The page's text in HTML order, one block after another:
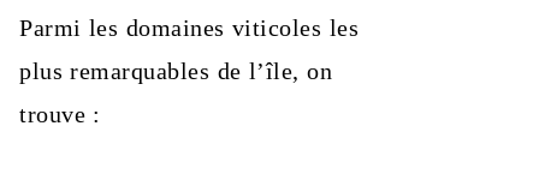
Parmi les domaines viticoles les
plus remarquables de l’île, on
trouve :